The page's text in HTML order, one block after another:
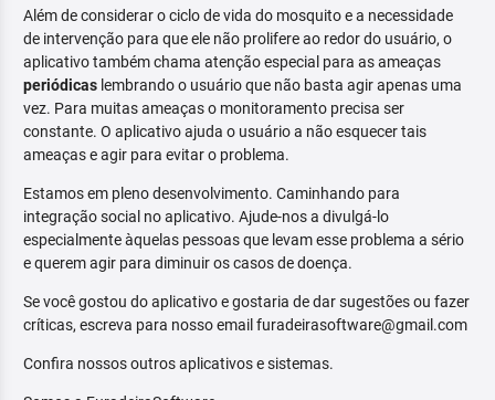
Além de considerar o ciclo de vida do mosquito e a necessidade
de intervenção para que ele não prolifere ao redor do usuário, o
aplicativo também chama atenção especial para as ameaças
periódicas lembrando o usuário que não basta agir apenas uma
vez. Para muitas ameaças o monitoramento precisa ser
constante. O aplicativo ajuda o usuário a não esquecer tais
ameaças e agir para evitar o problema.
Estamos em pleno desenvolvimento. Caminhando para
integração social no aplicativo. Ajude-nos a divulgá-lo
especialmente àquelas pessoas que levam esse problema a sério
e querem agir para diminuir os casos de doença.
Se você gostou do aplicativo e gostaria de dar sugestões ou fazer
críticas, escreva para nosso email furadeirasoftware@gmail.com
Confira nossos outros aplicativos e sistemas.